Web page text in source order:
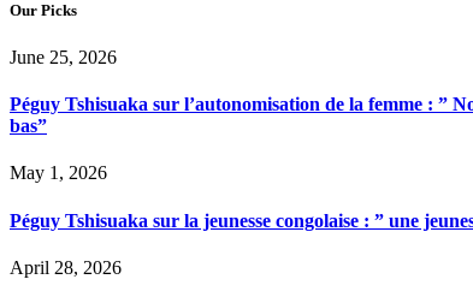
Our Picks
June 25, 2026
Péguy Tshisuaka sur l’autonomisation de la femme : ”
bas”
May 1, 2026
Péguy Tshisuaka sur la jeunesse congolaise : ” une
April 28, 2026